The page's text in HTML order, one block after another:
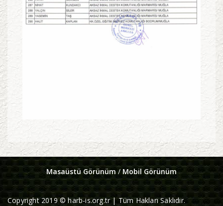
Masaüstü Görünüm/ Mobil Görünüm
Copyright 2019 © harb-is.org.tr | Tüm Hakları Saklıdır.